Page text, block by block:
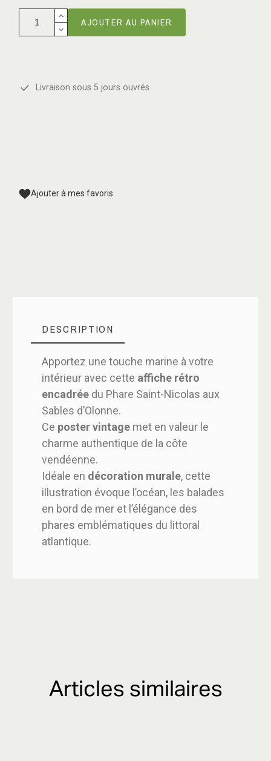
AJOUTER AU PANIER
Livraison sous 5 jours ouvrés
Ajouter à mes favoris
DESCRIPTION
Apportez une touche marine à votre
intérieur avec cette affiche rétro
encadrée du Phare Saint-Nicolas aux
Sables d’Olonne.
Ce poster vintage met en valeur le
charme authentique de la côte
vendéenne.
Idéale en décoration murale, cette
illustration évoque l’océan, les balades
en bord de mer et l’élégance des
phares emblématiques du littoral
atlantique.
Articles similaires